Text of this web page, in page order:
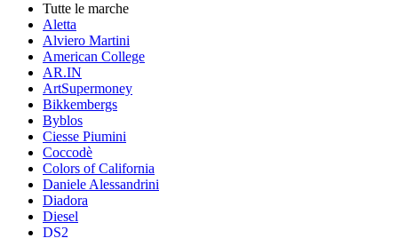
Tutte le marche
Aletta
Alviero Martini
American College
AR.IN
ArtSupermoney
Bikkembergs
Byblos
Ciesse Piumini
Coccodè
Colors of California
Daniele Alessandrini
Diadora
Diesel
DS2